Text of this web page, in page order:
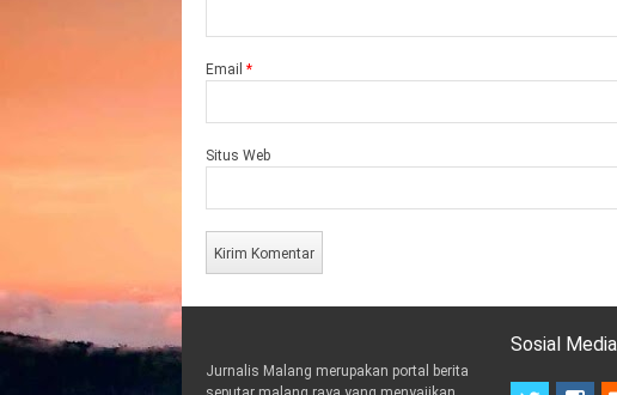
Email *
Situs Web
Jurnalis Malang merupakan portal berita
Sosial Media
t i